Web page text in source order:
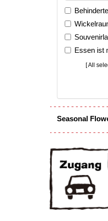
Essen ist
[All
Seasonal